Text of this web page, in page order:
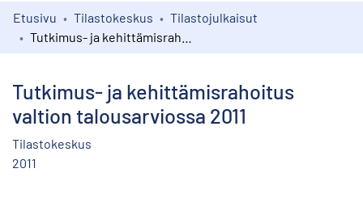
Kokoelmat
Etusivu Tilastokeskus
Tilastojulkaisut
Tutkimus- ja kehittämisrahoitus
valtion talousarviossa 2011
Tilastokeskus
2011